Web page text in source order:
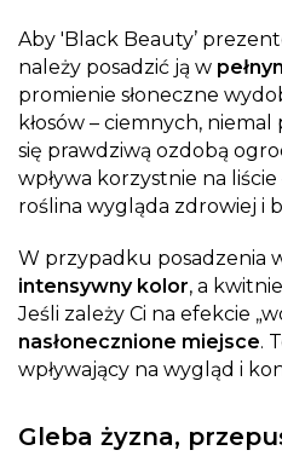
Aby 'Black Beauty’
należy posadzić ją w
promienie słoneczne
kłosów – ciemnych,
się prawdziwą ozdobą
wpływa korzystnie na liście
roślina wygląda zdrowiej i
W przypadku posadzenia
intensywny kolor, a
Jeśli zależy Ci na efekcie
nasłonecznione miejsce.
wpływający na wygląd i
Gleba żyzna,